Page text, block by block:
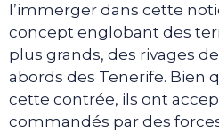
l’immerger dans cette
concept englobant des
plus grands, des rivages
abords des Tenerife. Bien
cette contrée, ils ont
commandés par des